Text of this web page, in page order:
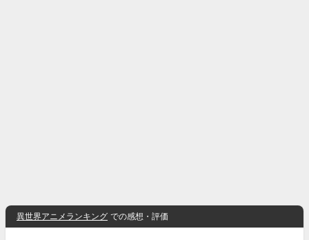
異世界アニメランキング での感想・評価